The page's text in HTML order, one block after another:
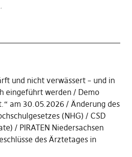
.
und nicht verwässert – und in
eingeführt werden
Demo
am 30.05.2026
Änderung des
(NHG)
CSD
PIRATEN Niedersachsen
des Ärztetages in